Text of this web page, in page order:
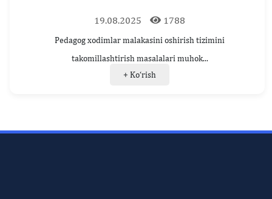
19.08.2025 1788
Pedagog xodimlar malakasini oshirish tizimini
takomillashtirish masalalari muhok...
+ Ko‘rish